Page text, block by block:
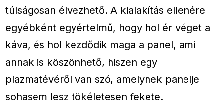
túlságosan élvezhető. A kialakítás ellenére
egyébként egyértelmű, hogy hol ér véget a
káva, és hol kezdődik maga a panel, ami
annak is köszönhető, hiszen egy
plazmatévéről van szó, amelynek panelje
sohasem lesz tökéletesen fekete.